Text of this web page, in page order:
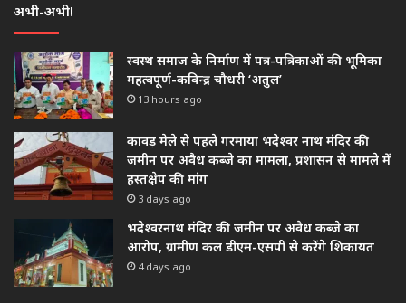
अभी-अभी!
स्वस्थ समाज के निर्माण में पत्र-पत्रिकाओं की भूमिका
महत्वपूर्ण-कविन्द्र चौधरी ‘अतुल’
13 hours ago
कावड़ मेले से पहले गरमाया भदेश्वर नाथ मंदिर की
जमीन पर अवैध कब्जे का मामला, प्रशासन से मामले में
हस्तक्षेप की मांग
3 days ago
भदेश्वरनाथ मंदिर की जमीन पर अवैध कब्जे का
आरोप, ग्रामीण कल डीएम-एसपी से करेंगे शिकायत
4 days ago